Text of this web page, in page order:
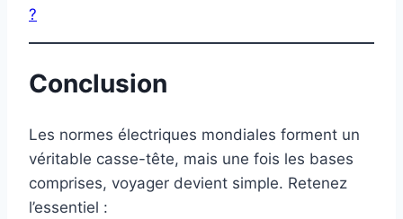
?
Conclusion
Les normes électriques mondiales forment un
véritable casse-tête, mais une fois les bases
comprises, voyager devient simple. Retenez
l’essentiel :